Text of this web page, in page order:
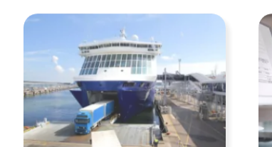
Rezervare feribot, tunel
și tren
Toate opțiunile noastre de rezervare
în Croația sunt aici.